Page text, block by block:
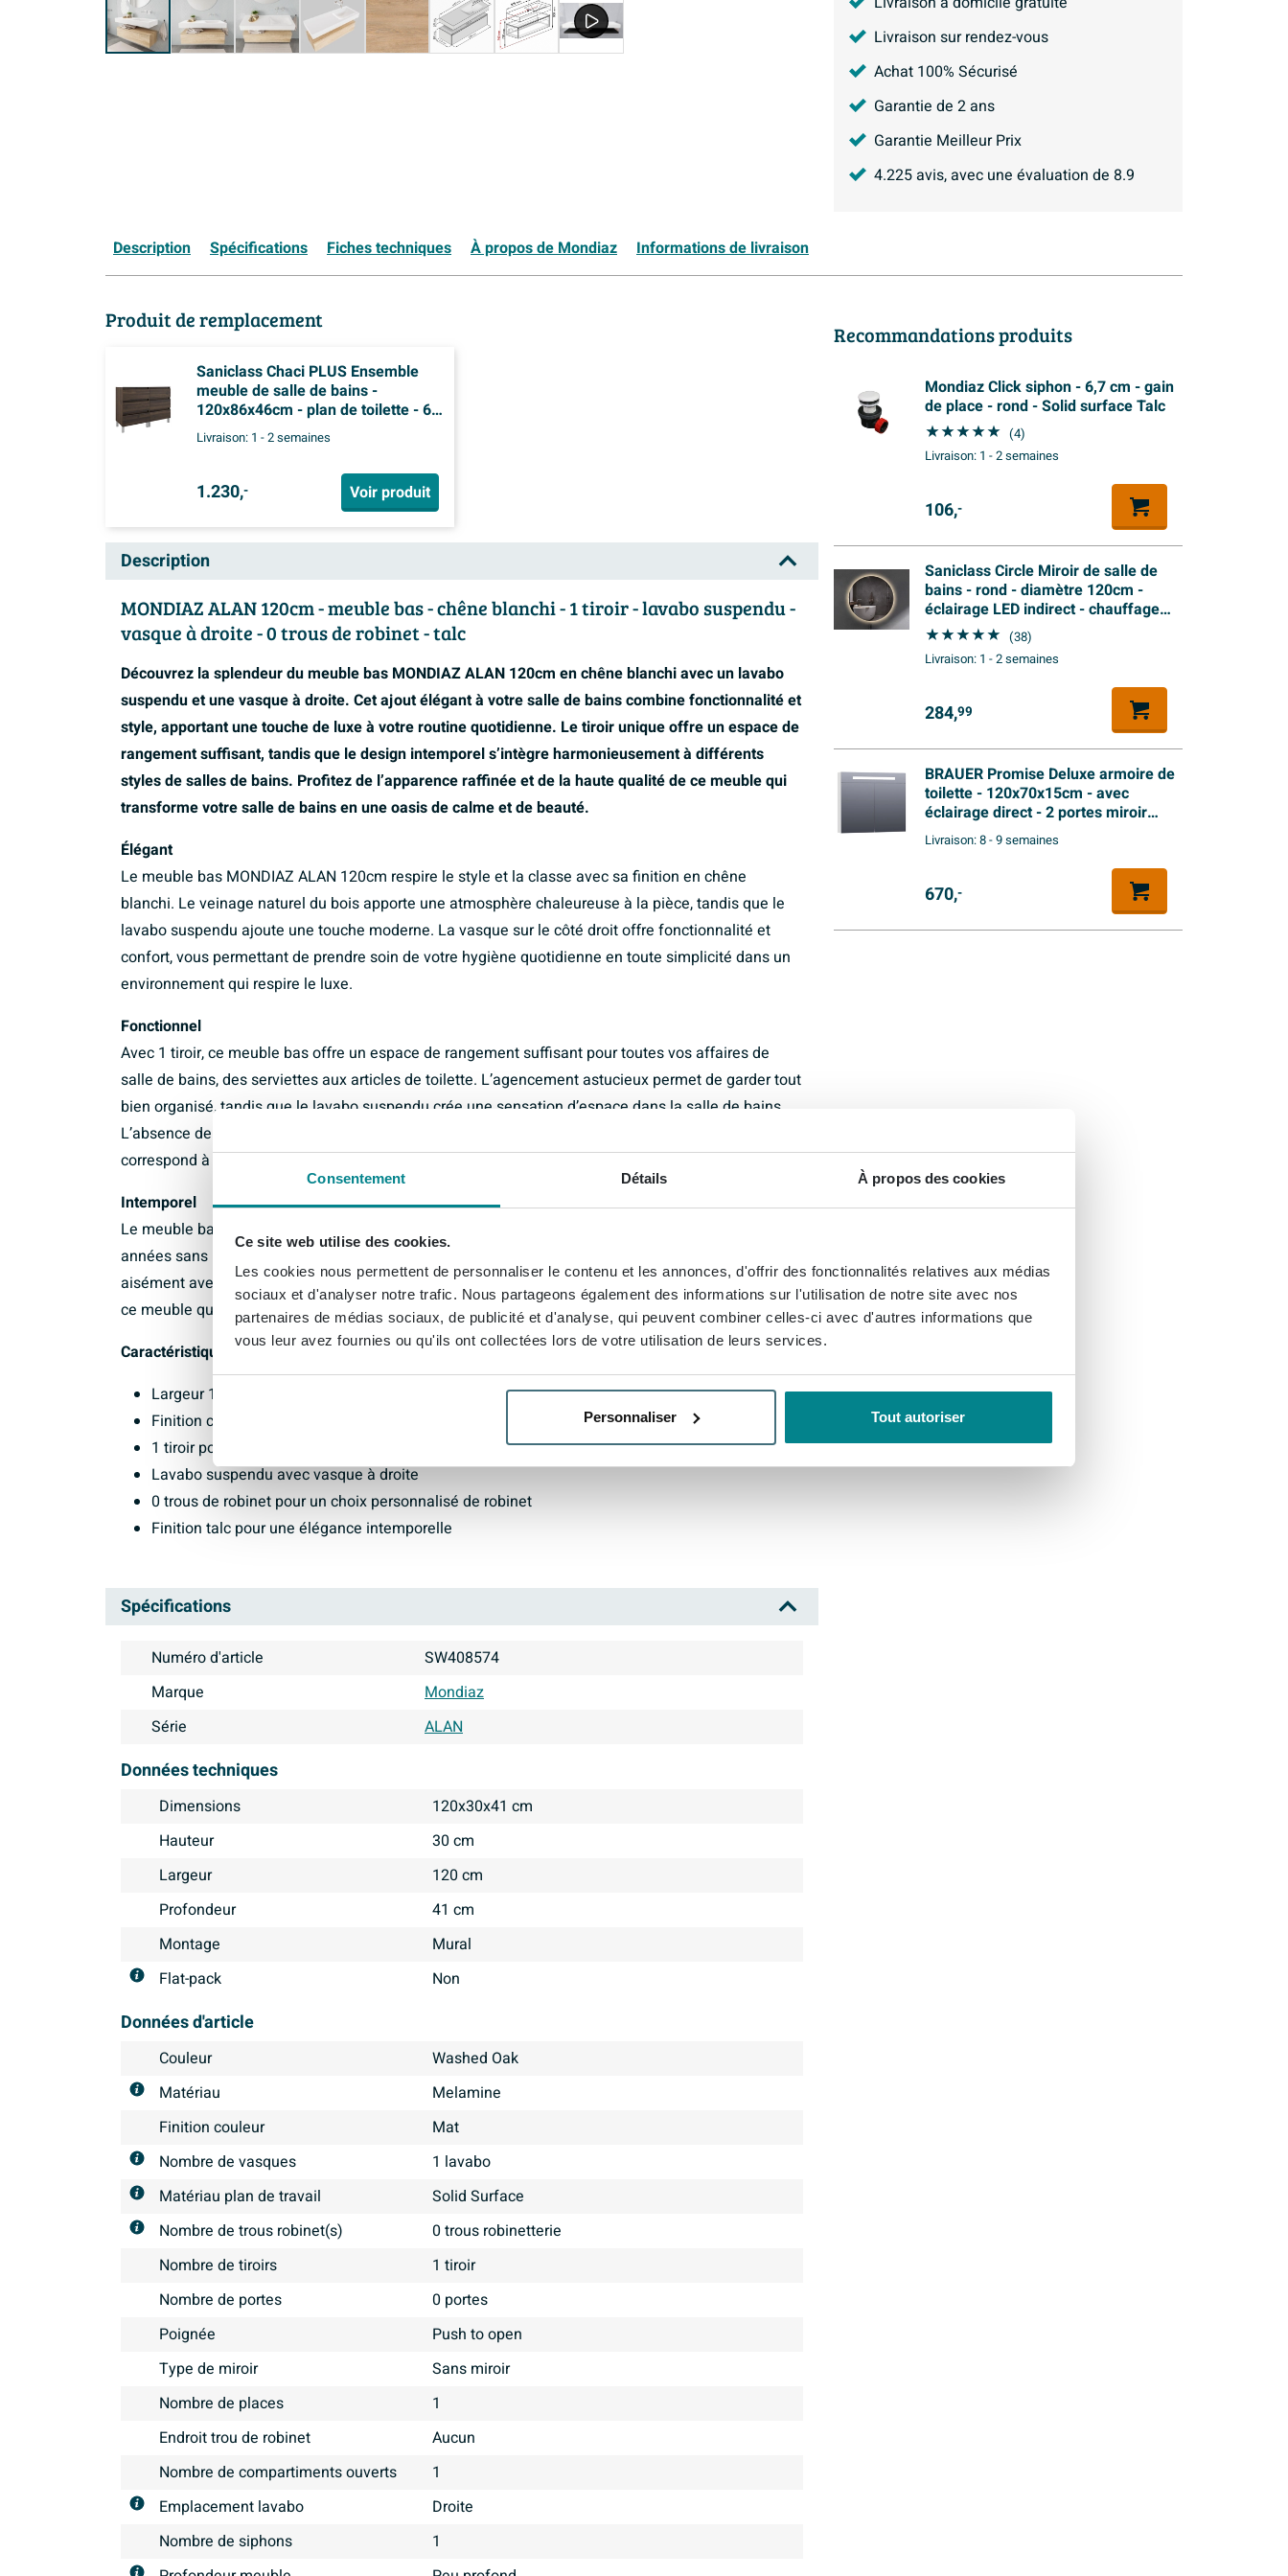
Consentement Détails À propos des cookies
Ce site web utilise des cookies.
Les cookies nous permettent de personnaliser le contenu et les annonces, d'offrir des fonctionnalités relatives aux médias
sociaux et d'analyser notre trafic. Nous partageons également des informations sur l'utilisation de notre site avec nos
partenaires de médias sociaux, de publicité et d'analyse, qui peuvent combiner celles-ci avec d'autres informations que
vous leur avez fournies ou qu'ils ont collectées lors de votre utilisation de leurs services.
Personnaliser Tout autoriser
Livraison sur rendez-vous
Achat 100% Sécurisé
Garantie de 2 ans
Garantie Meilleur Prix
4.225avis, avec une évaluation de 8.9
Description Spécifications Fiches techniques À propos de Mondiaz Informations de livraison
Produit de remplacement
Saniclass Chaci PLUS Ensemble
meuble de salle de bains -
120x86x46cm - plan de toilette - 6
tiroirs - noyer (bois)
Livraison: 1 - 2 semaines
1.230,- Voir produit
Description
MONDIAZ ALAN 120cm - meuble bas - chêne blanchi - 1 tiroir - lavabo suspendu -
vasque à droite - 0 trous de robinet - talc
Découvrez la splendeur du meuble bas MONDIAZ ALAN 120cm en chêne blanchi avec un lavabo
suspendu et une vasque à droite. Cet ajout élégant à votre salle de bains combine fonctionnalité et
style, apportant une touche de luxe à votre routine quotidienne. Le tiroir unique offre un espace de
rangement suffisant, tandis que le design intemporel s’intègre harmonieusement à différents
styles de salles de bains. Profitez de l’apparence raffinée et de la haute qualité de ce meuble qui
transforme votre salle de bains en une oasis de calme et de beauté.
Élégant
Le meuble bas MONDIAZ ALAN 120cm respire le style et la classe avec sa finition en chêne
blanchi. Le veinage naturel du bois apporte une atmosphère chaleureuse à la pièce, tandis que le
lavabo suspendu ajoute une touche moderne. La vasque sur le côté droit offre fonctionnalité et
confort, vous permettant de prendre soin de votre hygiène quotidienne en toute simplicité dans un
environnement qui respire le luxe.
Fonctionnel
Avec 1 tiroir, ce meuble bas offre un espace de rangement suffisant pour toutes vos affaires de
salle de bains, des serviettes aux articles de toilette. L’agencement astucieux permet de garder tout
bien organisé, tandis que le lavabo suspendu crée une sensation d’espace dans la salle de bains.
L’absence de trous de robinet vous donne la liberté de choisir vous-même le robinet idéal qui
correspond à votre style.
Intemporel
Le meuble bas MONDIAZ ALAN 120cm est un ajout intemporel à votre salle de bains qui durera des
années sans perdre de son charme. La finition talc apporte une élégance subtile qui s’accorde
aisément avec différents styles d’intérieur. Profitez de la durabilité et de la beauté intemporelle de
ce meuble qui ajoute une touche de luxe à votre routine quotidienne.
Caractéristiques :
Largeur 120 cm
Finition chêne blanchi
1 tiroir pour le rangement
Lavabo suspendu avec vasque à droite
0 trous de robinet pour un choix personnalisé de robinet
Finition talc pour une élégance intemporelle
Spécifications
Numéro d'article
SW408574
Marque
Mondiaz
Série
ALAN
Données techniques
Dimensions
120x30x41 cm
Hauteur
30 cm
Largeur
120 cm
Profondeur
41 cm
Montage
Mural
Flat-pack
Non
Données d'article
Couleur
Washed Oak
Matériau
Melamine
Finition couleur
mat
Nombre de vasques
1 lavabo
Matériau plan de travail
Solid Surface
Nombre de trous robinet(s)
0 trous robinetterie
Nombre de tiroirs
1 tiroir
Nombre de portes
0 portes
Poignée
Push to open
Type de miroir
Sans miroir
Nombre de places
1
Endroit trou de robinet
aucun
Nombre de compartiments ouverts
1
Emplacement lavabo
Droite
Nombre de siphons
1
Recommandations produits
Mondiaz Click siphon - 6,7 cm - gain
de place - rond - Solid surface Talc
(4)
Livraison: 1 - 2 semaines
106,-
Saniclass Circle Miroir de salle de
bains - rond - diamètre 120cm -
éclairage LED indirect - chauffage
miroir - interrupteur infrarouge
(38)
Livraison: 1 - 2 semaines
284,99
BRAUER Promise Deluxe armoire de
toilette - 120x70x15cm - avec
éclairage direct - 2 portes miroir
double face - blanc mat
Livraison:8 - 9 semaines
670,-